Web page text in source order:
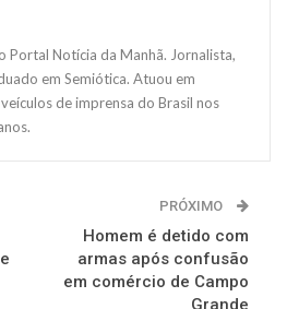
Portal Notícia da Manhã. Jornalista,
em Semiótica. Atuou em
de imprensa do Brasil nos
PRÓXIMO
Homem é detido com
armas após confusão
em comércio de Campo
Grande